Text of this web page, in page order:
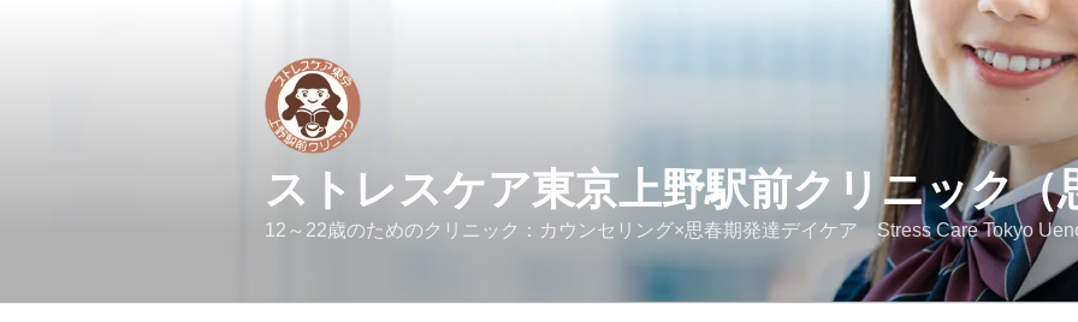
ストレスケア東京上野駅前クリニック（
12～22歳のためのクリニック：カウンセリング×思春期発達デイケア Stress Care Tokyo